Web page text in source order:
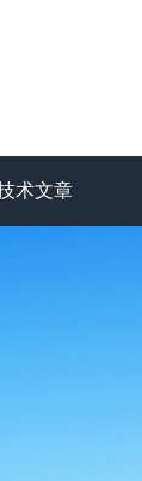
术文章